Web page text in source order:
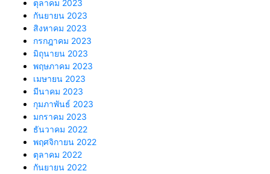
ตุลาคม 2023
กันยายน 2023
สิงหาคม 2023
กรกฎาคม 2023
มิถุนายน 2023
พฤษภาคม 2023
เมษายน 2023
มีนาคม 2023
กุมภาพันธ์ 2023
มกราคม 2023
ธันวาคม 2022
พฤศจิกายน 2022
ตุลาคม 2022
กันยายน 2022